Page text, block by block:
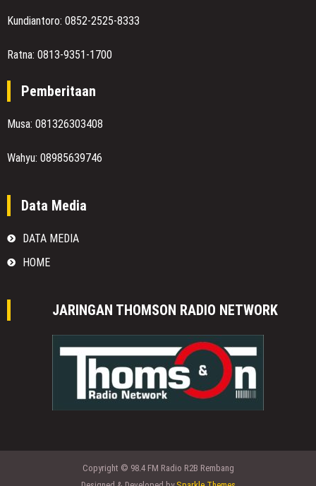
Kundiantoro: 0852-2525-8333
Ratna: 0813-9351-1700
Pemberitaan
Musa: 081326303408
Wahyu: 08985639746
Data Media
DATA MEDIA
HOME
JARINGAN THOMSON RADIO NETWORK
Copyright © 98.4 FM Radio R2B Rembang